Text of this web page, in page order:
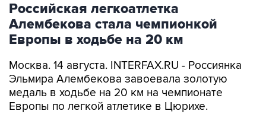
Российская легкоатлетка
Алембекова стала чемпионкой
Европы в ходьбе на 20 км
Москва. 14 августа. INTERFAX.RU - Россиянка
Эльмира Алембекова завоевала золотую
медаль в ходьбе на 20 км на чемпионате
Европы по легкой атлетике в Цюрихе.